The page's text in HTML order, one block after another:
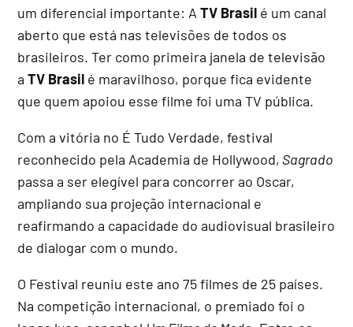
um diferencial importante: ATV Brasil é um canal
aberto que está nas televisões de todos os
brasileiros. Ter como primeira janela de televisão
aTV Brasil é maravilhoso, porque fica evidente
que quem apoiou esse filme foi uma TV pública.
Com a vitória no É Tudo Verdade, festival
reconhecido pela Academia de Hollywood, Sagrado
passa a ser elegível para concorrer ao Oscar,
ampliando sua projeção internacional e
reafirmando a capacidade do audiovisual brasileiro
de dialogar com o mundo.
O Festival reuniu este ano 75 filmes de 25 países.
Na competição internacional, o premiado foi o